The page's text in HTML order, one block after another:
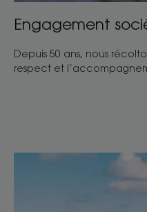
Engagement
Depuis 50 ans, nous
respect et